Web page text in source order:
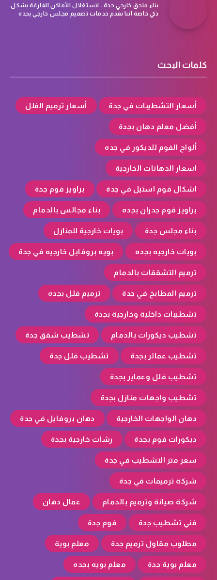
بناء ملحق خارجي جدة ، لاستغلال الأماكن الفارغة بشكل
ذكي خاصة اننا نقدم خدمات تصميم مجلس خارجي بجده
كلمات البحث
أسعار التشطيبات في جدة أسعار ترميم الفلل
أفضل معلم دهان بجدة
ألواح الفوم للديكور في جده
اسعار الدهانات الخارجية
اشكال فوم استيل في جدة براويز فوم جدة
براويز فوم جدران بجده بناء مجالس بالدمام
بناء مجلس جدة بويات خارجية للمنازل
بويات خارجيه بجده بويه بروفايل خارجيه في جدة
ترميم التشققات بالدمام
ترميم المطابخ في جدة ترميم فلل بجده
تشطيبات داخلية وخارجية بجدة
تشطيب ديكورات بالدمام تشطيب شقق جدة
تشطيب عمائر بجدة تشطيب فلل جدة
تشطيب فلل وعماير بجدة
تشطيب واجهات منازل بجدة
دهان الواجهات الخارجية دهان بروفايل في جدة
ديكورات فوم بجدة رشات خارجية بجدة
سعر متر التشطيب في جدة
شركة ترميمات في جدة
شركة صيانة وترميم بالدمام عمال دهان
فني تشطيب جدة فوم جدة
مطلوب مقاول ترميم جدة معلم بوية
معلم بوية جدة معلم بويه بجده